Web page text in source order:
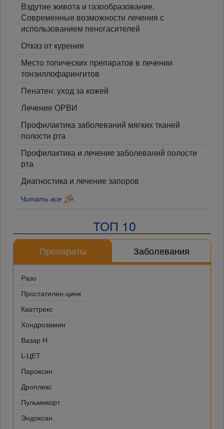
Вздутие живота и газообразование.
Современные возможности лечения с
использованием пеногасителей
Отказ от курения
Место топических препаратов в лечении
тонзиллофарингитов
Пенатен: уход за кожей
Лечение ОРВИ
Профилактика заболеваний мягких тканей
полости рта
Профилактика и лечение заболеваний полости
рта
Диагностика и лечение запоров
Читать все
ТОП 10
Препараты Заболевания
Разо
Простатилен-цинк
Кваттрекс
Хондрозамин
Вазар Н
L-ЦЕТ
Пароксин
Дроплекс
Пульмикорт
Эндоксан